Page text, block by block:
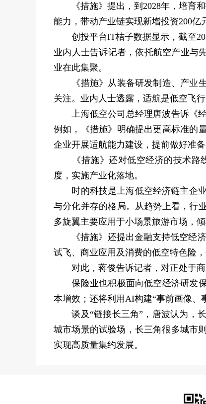
《措施》提出，到2028年，培育和
能力，带动产业链实现新增投资200亿
创投平台IT桔子数据显示，截至
业内人士告诉记者，依托航空产业与
业在此集聚。
《措施》从装备研发制造、产业生
关注。业内人士透露，适航是低空飞
上海低空公司总经理唐波告诉《经
例如，《措施》明确提出更高标准的
企业开展适航能力建设，提前做好准
《措施》还对低空经济的技术路线
度，实施产业化落地。
时的科技是上海低空经济链主企业
与分化并存的格局。从趋势上看，行
多旋翼主要应用于小场景旅游市场，
《措施》还提出金融支持低空经济
试飞、商业应用及消费的低空特色险
对此，蒋俊告诉记者，对正处于商
保险业也积极面向低空经济研发保
本增效；还将利用AI构建“事前画像、
谈及“链接长三角”，唐波认为，长
城市场景的试验场，长三角很多城市
实现高质量集约发展。